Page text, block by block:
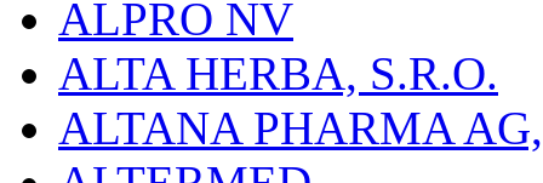
ALPRO NV
ALTA HERBA, S.R.O.
ALTANA PHARMA